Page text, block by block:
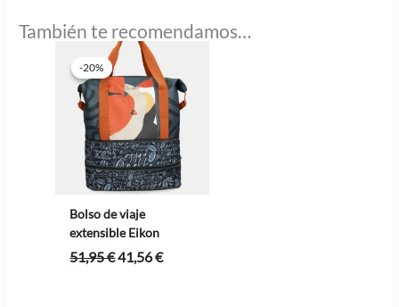
También te recomendamos…
-20%
-20%
Bolso de viaje
extensible Eikon
51,95€El
41,56€El